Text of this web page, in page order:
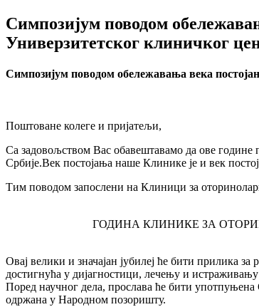
Симпозијум поводом
Универзитетског клиничког
Симпозијум поводом обележавања века
Поштоване колеге и пријатељи,
Са задовољством Вас обавештавамо да ове године
Србије.Век постојања наше Клинике је и век
Тим поводом запослени на Клиници за
ГОДИНА КЛИНИКЕ ЗА
Овај велики и значајан јубилеј ће бити прилика за
достигнућа у дијагностици, лечењу и
Поред научног дела, прослава ће бити употпуњена
одржана у Народном позоришту.